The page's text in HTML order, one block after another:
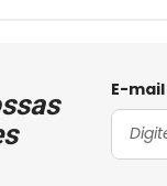
E-mail